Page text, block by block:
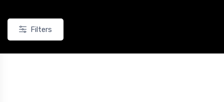
Filters